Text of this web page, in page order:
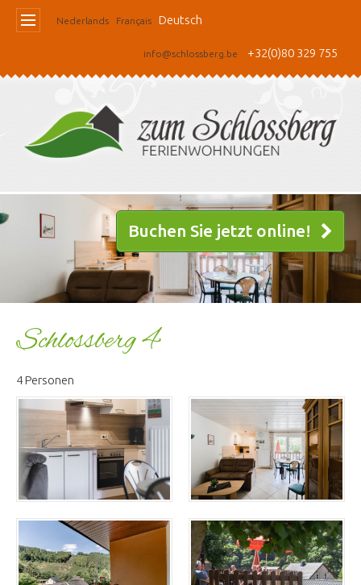
Nederlands Français Deutsch
info@schlossberg.be +32(0)80 329 755
Buchen Sie jetzt online!
Schlossberg 4
4 Personen